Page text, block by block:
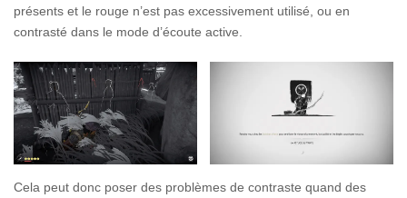
présents et le rouge n’est pas excessivement utilisé, ou en
contrasté dans le mode d’écoute active.
Cela peut donc poser des problèmes de contraste quand des